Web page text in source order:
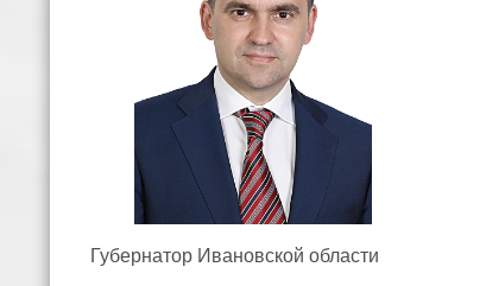
Губернатор Ивановской области